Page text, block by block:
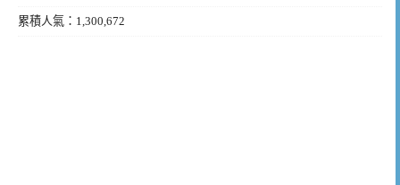
累積人氣：1,300,672